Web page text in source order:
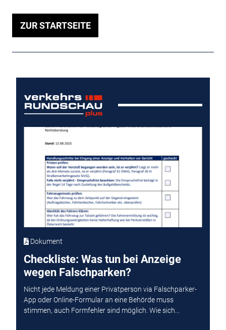
ZUR STARTSEITE
Dokument
Checkliste: Was tun bei Anzeige
wegen Falschparken?
Nicht jede Meldung einer Privatperson via Falschparker-
App oder Online-Formular an eine Behörde muss
stimmen, auch Formfehler sind möglich. Wie sich...